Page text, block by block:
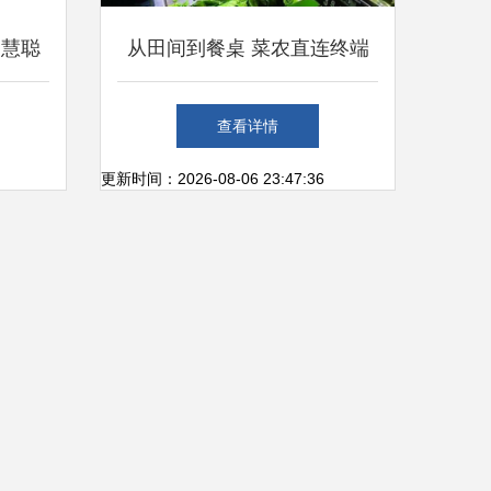
聪 从田间到餐桌 菜农直连终端
销售新路径
查看详情
更新时间：2026-08-06 23:47:36